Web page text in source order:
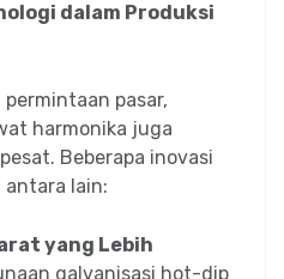
dalam Produksi
pasar,
harmonika juga
Beberapa inovasi
lain:
yang Lebih
galvanisasi hot-dip